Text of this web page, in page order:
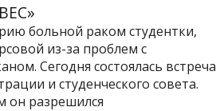
больной раком студентки,
из-за проблем с
Сегодня состоялась встреча
и студенческого совета.
он разрешился